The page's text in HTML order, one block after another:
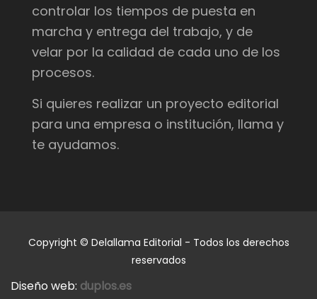
controlar los tiempos de puesta en
marcha y entrega del trabajo, y de
velar por la calidad de cada uno de los
procesos.
Si quieres realizar un proyecto editorial
para una empresa o institución, llama y
te ayudamos.
Copyright © Delallama Editorial - Todos los derechos
reservados
Diseño web: duplos.es